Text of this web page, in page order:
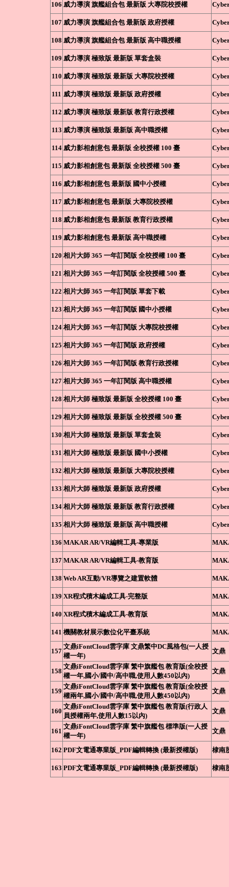
106 威力導演 旗艦組合包 最新版 大專院校授權
107 威力導演 旗艦組合包 最新版 政府授權
108 威力導演 旗艦組合包 最新版 高中職授權
109 威力導演 極致版 最新版 單套盒裝
110 威力導演 極致版 最新版 大專院校授權
111 威力導演 極致版 最新版 政府授權
112 威力導演 極致版 最新版 教育行政授權
113 威力導演 極致版 最新版 高中職授權
114 威力影相創意包 最新版 全校授權 100 臺
115 威力影相創意包 最新版 全校授權 500 臺
116 威力影相創意包 最新版 國中小授權
117 威力影相創意包 最新版 大專院校授權
118 威力影相創意包 最新版 教育行政授權
119 威力影相創意包 最新版 高中職授權
120 相片大師 365 一年訂閱版 全校授權 100 臺
121 相片大師 365 一年訂閱版 全校授權 500 臺
122 相片大師 365 一年訂閱版 單套下載
123 相片大師 365 一年訂閱版 國中小授權
124 相片大師 365 一年訂閱版 大專院校授權
125 相片大師 365 一年訂閱版 政府授權
126 相片大師 365 一年訂閱版 教育行政授權
127 相片大師 365 一年訂閱版 高中職授權
128 相片大師 極致版 最新版 全校授權 100 臺
129 相片大師 極致版 最新版 全校授權 500 臺
130 相片大師 極致版 最新版 單套盒裝
131 相片大師 極致版 最新版 國中小授權
132 相片大師 極致版 最新版 大專院校授權
133 相片大師 極致版 最新版 政府授權
134 相片大師 極致版 最新版 教育行政授權
135 相片大師 極致版 最新版 高中職授權
136 MAKAR AR/VR編輯工具-專業版
137 MAKAR AR/VR編輯工具-教育版
138 Web AR互動/VR導覽之建置軟體
139 XR程式積木編成工具-完整版
140 XR程式積木編成工具-教育版
141 機關教材展示數位化平臺系統
157
文鼎iFontCloud雲字庫 文鼎繁中DC風格包(一人授
權一年)
文鼎
158
文鼎iFontCloud雲字庫 繁中旗艦包 教育版(全校授
權一年,國小/國中/高中職,使用人數450以內)
文鼎
159
文鼎iFontCloud雲字庫 繁中旗艦包 教育版(全校授
權兩年,國小/國中/高中職,使用人數450以內)
文鼎
160
文鼎iFontCloud雲字庫 繁中旗艦包 教育版(行政人
員授權兩年,使用人數15以內)
文鼎
161
文鼎iFontCloud雲字庫 繁中旗艦包 標準版(一人授
權一年)
文鼎
162 PDF文電通專業版_PDF編輯轉換 (最新授權版) 棣南
163 PDF文電通專業版_PDF編輯轉換 (最新授權版) 棣南